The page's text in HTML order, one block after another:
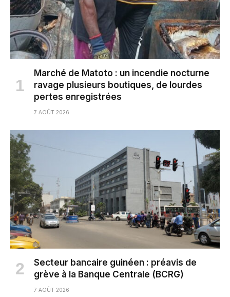
Marché de Matoto : un incendie nocturne
ravage plusieurs boutiques, de lourdes
pertes enregistrées
7 AOÛT 2026
Secteur bancaire guinéen : préavis de
grève à la Banque Centrale (BCRG)
7 AOÛT 2026